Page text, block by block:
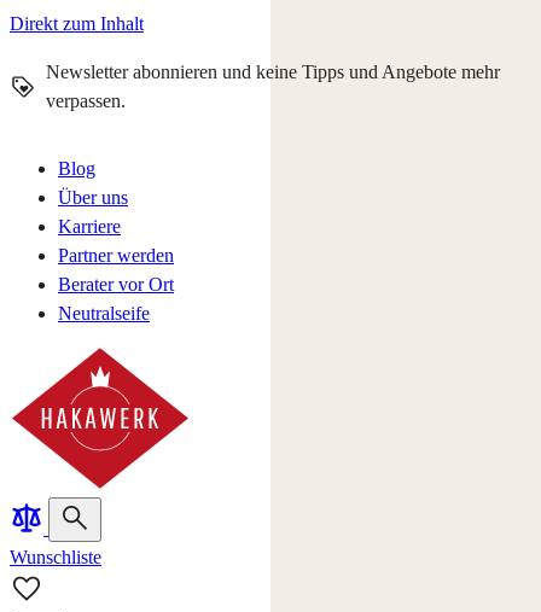
Direkt zum Inhalt
Newsletter abonnieren und keine Tipps und Angebote mehr
verpassen.
Blog
Über uns
Karriere
Partner werden
Berater vor Ort
Neutralseife
Wunschliste